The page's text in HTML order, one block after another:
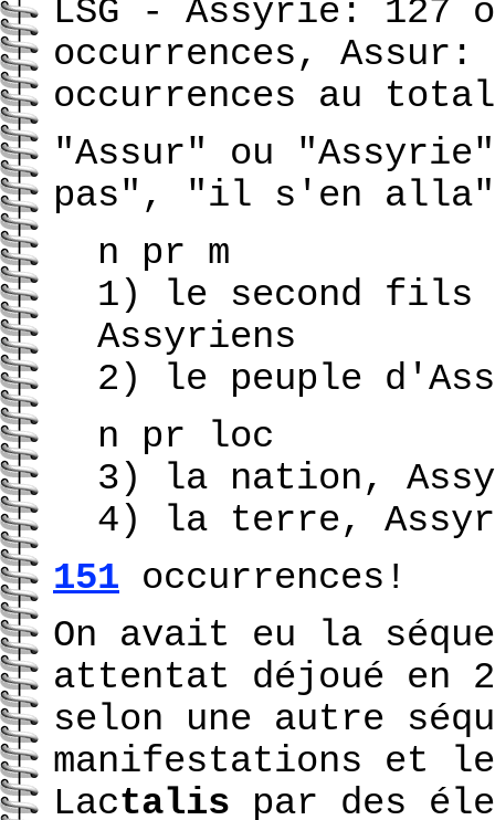
LSG - Assyrie: 127
occurrences,
occurrences au total
"Assur" ou
pas", "il s'en alla"
n pr m
1) le second fils
Assyriens
2) le peuple
n pr loc
3) la nation,
4) la terre,
151 occurrences!
On avait eu la
attentat déjoué en
selon une autre
manifestations et
Lactalis par des